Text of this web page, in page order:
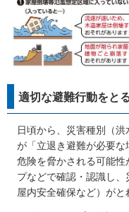
適切な避難行動をと
日頃から、災害種別（
が「立退き避難が必要
危険を脅かされる可能
プなどで確認・認識し
屋内安全確保など）がと